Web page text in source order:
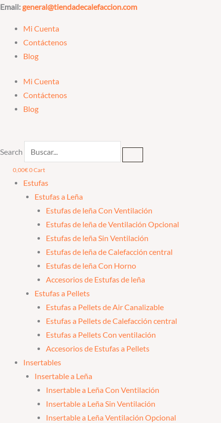
Ir
contenido
Email:general@tiendadecalefaccion.com
Mi Cuenta
Contáctenos
Blog
Mi Cuenta
Contáctenos
Blog
Search
0,00€0Cart
Estufas
Estufas a Leña
Estufas de leña Con Ventilación
Estufas de leña de Ventilación Opcional
Estufas de leña Sin Ventilación
Estufas de leña de Calefacción central
Estufas de leña Con Horno
Accesorios de Estufas de leña
Estufas a Pellets
Estufas a Pellets de Air Canalizable
Estufas a Pellets de Calefacción central
Estufas a Pellets Con ventilación
Accesorios de Estufas a Pellets
Insertables
Insertable a Leña
Insertable a Leña Con Ventilación
Insertable a Leña Sin Ventilación
Insertable a Leña Ventilación Opcional